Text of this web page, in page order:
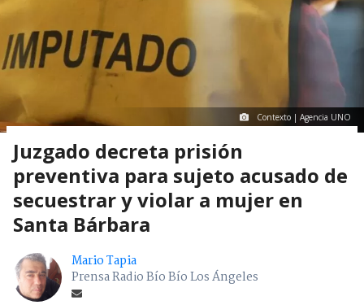
Contexto | Agencia UNO
Juzgado decreta prisión
preventiva para sujeto acusado de
secuestrar y violar a mujer en
Santa Bárbara
Mario Tapia
Prensa Radio Bío Bío Los Ángeles